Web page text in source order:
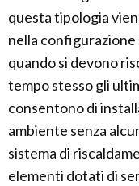
questa tipologia
nella
quando si devono
tempo stesso gli
consentono di
ambiente senza
sistema di
elementi dotati di